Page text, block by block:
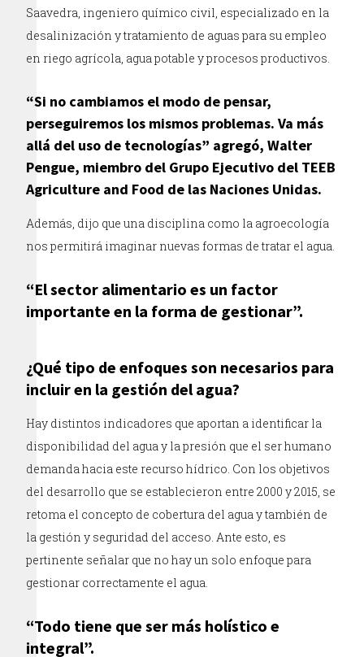
Saavedra, ingeniero químico civil, especializado en la
desalinización y tratamiento de aguas para su empleo
en riego agrícola, agua potable y procesos productivos.
“Si no cambiamos el modo de pensar,
perseguiremos los mismos problemas. Va más
allá del uso de tecnologías” agregó, Walter
Pengue, miembro del Grupo Ejecutivo del TEEB
Agriculture and Food de las Naciones Unidas.
Además, dijo que una disciplina como la agroecología
nos permitirá imaginar nuevas formas de tratar el agua.
“El sector alimentario es un factor
importante en la forma de gestionar”.
¿Qué tipo de enfoques son necesarios para
incluir en la gestión del agua?
Hay distintos indicadores que aportan a identificar la
disponibilidad del agua y la presión que el ser humano
demanda hacia este recurso hídrico. Con los objetivos
del desarrollo que se establecieron entre 2000 y 2015, se
retoma el concepto de cobertura del agua y también de
la gestión y seguridad del acceso. Ante esto, es
pertinente señalar que no hay un solo enfoque para
gestionar correctamente el agua.
“Todo tiene que ser más holístico e
integral”.